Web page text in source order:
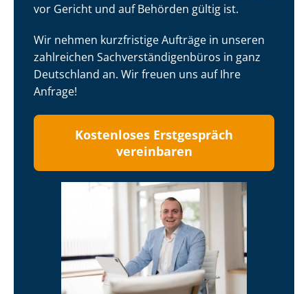
vor Gericht und auf Behörden gültig ist.
Wir nehmen kurzfristige Aufträge in unseren
zahlreichen Sach­ver­stän­di­gen­bü­ros in ganz
Deutschland an. Wir freuen uns auf Ihre
Anfrage!
Kostenloses Erstgespräch
vereinbaren